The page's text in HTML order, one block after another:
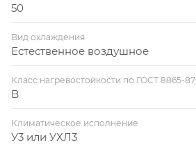
50
Вид охлаждения
Естественное воздушное
Класс нагревостойкости по ГОСТ 8865-87
B
Климатическое исполнение
У3 или УХЛ3